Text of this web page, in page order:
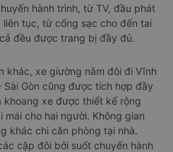
hành trình, từ TV, đầu phát
tục, từ cổng sạc cho đến tai
đều được trang bị đầy đủ.
khác, xe giường nằm đôi đi Vĩnh
Gòn cũng được tích hợp đầy
xe được thiết kế rộng
mái cho hai người. Không gian
khác chi căn phòng tại nhà.
cặp đôi bởi suốt chuyến hành